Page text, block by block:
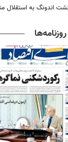
اندونگ به استقلال